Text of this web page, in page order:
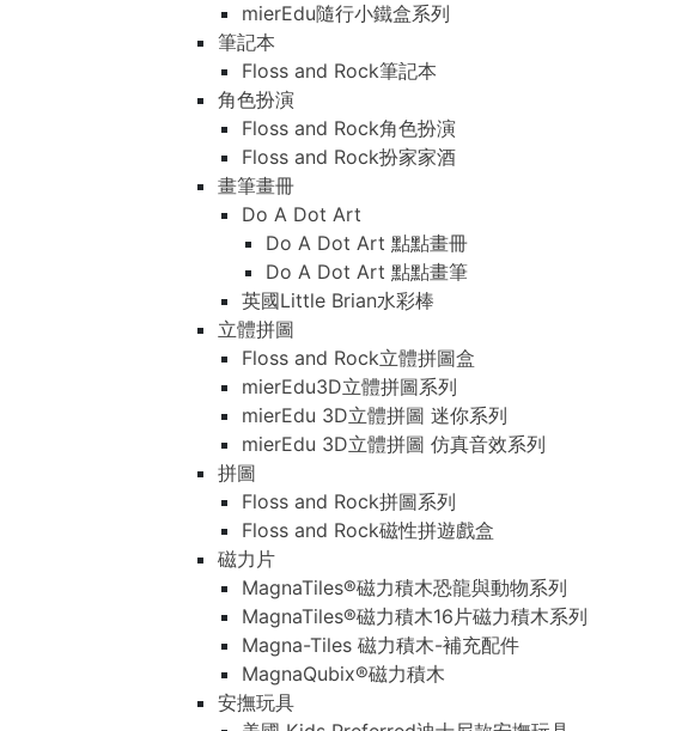
mierEdu隨行小鐵盒系列
筆記本
Floss and Rock筆記本
角色扮演
Floss and Rock角色扮演
Floss and Rock扮家家酒
畫筆畫冊
Do A Dot Art
Do A Dot Art 點點畫冊
Do A Dot Art 點點畫筆
英國Little Brian水彩棒
立體拼圖
Floss and Rock立體拼圖盒
mierEdu3D立體拼圖系列
mierEdu 3D立體拼圖 迷你系列
mierEdu 3D立體拼圖 仿真音效系列
拼圖
Floss and Rock拼圖系列
Floss and Rock磁性拼遊戲盒
磁力片
MagnaTiles®磁力積木恐龍與動物系列
MagnaTiles®磁力積木16片磁力積木系列
Magna-Tiles 磁力積木-補充配件
MagnaQubix®磁力積木
安撫玩具